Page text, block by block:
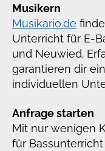
Musikern
Musikario.de
Unterricht für E-
und Neuwied.
garantieren dir
individuellen
Anfrage starten
Mit nur wenigen
für